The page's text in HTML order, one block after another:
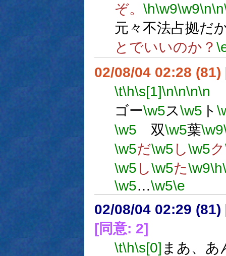
ぞ。 \h\w9\w9\n\n
元々不法占拠だ
とでいいのか？
02/08/04 02:28 (81)
\t\h\s[1]\n\n\n\n
ゴー\w5ス\w5 ト
\w5 双\w5葉\w9
\w5だ\w5 し\w5ク
\w5 し\w5た\w9\h
\w5…\w5\e
02/08/04 02:29 (81)
[同意: 2]
\t\h\s[0] まあ、あ